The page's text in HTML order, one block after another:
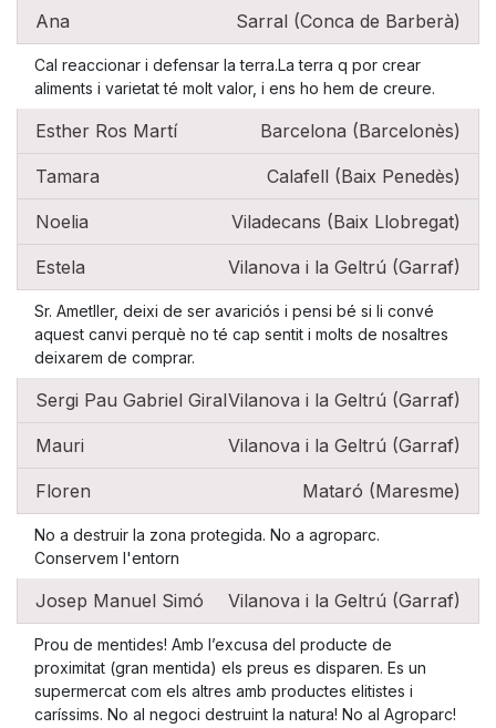
Ana Sarral (Conca de Barberà)
Cal reaccionar i defensar la terra.La terra q por crear
aliments i varietat té molt valor, i ens ho hem de creure.
Esther Ros Martí Barcelona (Barcelonès)
Tamara Calafell (Baix Penedès)
Noelia Viladecans (Baix Llobregat)
Estela Vilanova i la Geltrú (Garraf)
Sr. Ametller, deixi de ser avariciós i pensi bé si li convé
aquest canvi perquè no té cap sentit i molts de nosaltres
deixarem de comprar.
Sergi Pau Gabriel GiralVilanova i la Geltrú (Garraf)
Mauri Vilanova i la Geltrú (Garraf)
Floren Mataró (Maresme)
No a destruir la zona protegida. No a agroparc.
Conservem l'entorn
Josep Manuel Simó Vilanova i la Geltrú (Garraf)
Prou de mentides! Amb l’excusa del producte de
proximitat (gran mentida) els preus es disparen. Es un
supermercat com els altres amb productes elitistes i
caríssims. No al negoci destruint la natura! No al Agroparc!